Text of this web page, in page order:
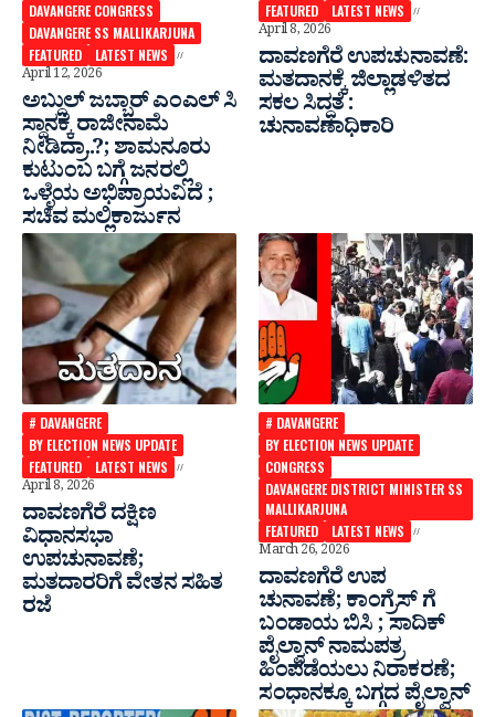
DAVANGERE CONGRESS
DAVANGERE SS MALLIKARJUNA
FEATURED
LATEST NEWS
April 12, 2026
ಅಬ್ದುಲ್‌ ಜಬ್ಬಾರ್ ಎಂಎಲ್ ಸಿ
ಸ್ಥಾನಕ್ಕೆ ರಾಜೀನಾಮೆ
ನೀಡಿದ್ರಾ..?; ಶಾಮನೂರು
ಕುಟುಂಬ‌ ಬಗ್ಗೆ ಜನರಲ್ಲಿ
ಒಳ್ಳೆಯ ಅಭಿಪ್ರಾಯವಿದೆ ;
ಸಚಿವ ಮಲ್ಲಿಕಾರ್ಜುನ
FEATURED
LATEST NEWS
April 8, 2026
ದಾವಣಗೆರೆ ಉಪಚುನಾವಣೆ:
ಮತದಾನಕ್ಕೆ ಜಿಲ್ಲಾಡಳಿತದ
ಸಕಲ ಸಿದ್ಧತೆ :
ಚುನಾವಣಾಧಿಕಾರಿ
# DAVANGERE
BY ELECTION NEWS UPDATE
FEATURED
LATEST NEWS
April 8, 2026
ದಾವಣಗೆರೆ ದಕ್ಷಿಣ
ವಿಧಾನಸಭಾ
ಉಪಚುನಾವಣೆ;
ಮತದಾರರಿಗೆ ವೇತನ ಸಹಿತ
ರಜೆ
# DAVANGERE
BY ELECTION NEWS UPDATE
CONGRESS
DAVANGERE DISTRICT MINISTER SS
MALLIKARJUNA
FEATURED
LATEST NEWS
March 26, 2026
ದಾವಣಗೆರೆ ಉಪ
ಚುನಾವಣೆ; ಕಾಂಗ್ರೆಸ್ ಗೆ
ಬಂಡಾಯ ಬಿಸಿ ; ಸಾದಿಕ್
ಪೈಲ್ವಾನ್ ನಾಮಪತ್ರ
ಹಿಂಪಡೆಯಲು ನಿರಾಕರಣೆ;
ಸಂಧಾನಕ್ಕೂ ಬಗ್ಗದ ಪೈಲ್ವಾನ್